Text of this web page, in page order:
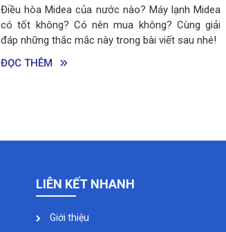
Điều hòa Midea của nước nào? Máy lạnh Midea
có tốt không? Có nên mua không? Cùng giải
đáp những thắc mắc này trong bài viết sau nhé!
ĐỌC THÊM
LIÊN KẾT NHANH
Giới thiệu